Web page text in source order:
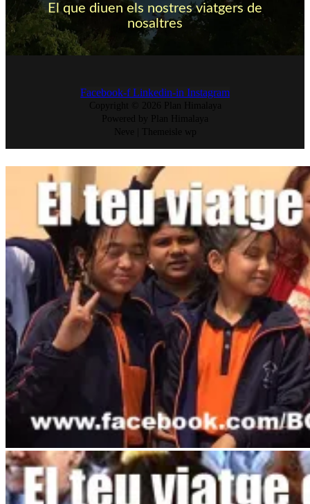
El que diuen els nostres viatgers de
nosaltres
Facebook-f Linkedin-in Instagram